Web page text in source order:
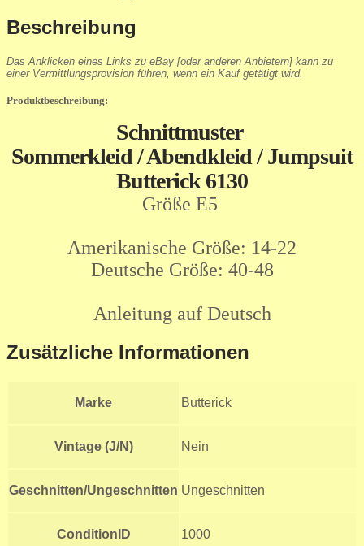
Beschreibung
Das Anklicken eines Links zu eBay [oder anderen Anbietern] kann zu
einer Vermittlungsprovision führen, wenn ein Kauf getätigt wird.
Produktbeschreibung:
Schnittmuster
Sommerkleid / Abendkleid / Jumpsuit
Butterick 6130
Größe E5
Amerikanische Größe: 14-22
Deutsche Größe: 40-48
Anleitung auf Deutsch
Zusätzliche Informationen
Marke Butterick
Vintage (J/N) Nein
Geschnitten/Ungeschnitten Ungeschnitten
ConditionID 1000